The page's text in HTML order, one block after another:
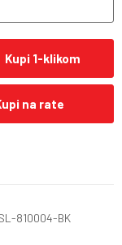
Kupi 1-klikom
na rate
810004-BK